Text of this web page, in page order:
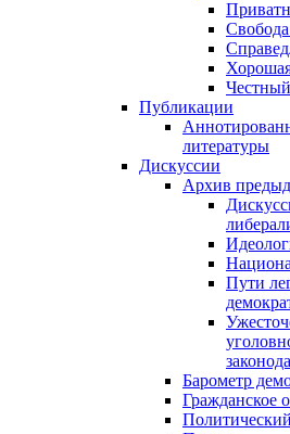
Свобода
Публикации
литературы
Дискуссии
Архив
Пути
Барометр
Гражданское